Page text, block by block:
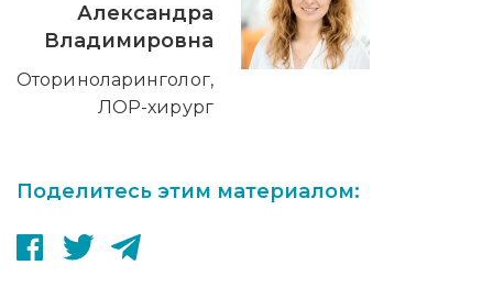
Александра
Владимировна
Оториноларинголог,
ЛОР-хирург
Поделитесь этим материалом: